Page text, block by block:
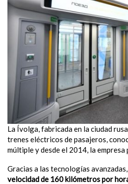
La Ívolga, fabricada en la ciudad
trenes eléctricos de pasajeros,
múltiple y desde el 2014, la
Gracias a las tecnologías avanzadas,
velocidad de 160 kilómetros por